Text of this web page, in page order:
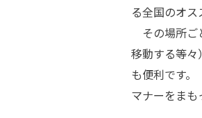
る全国のオス
その場所ご
移動する等々
も便利です。
マナーをまも